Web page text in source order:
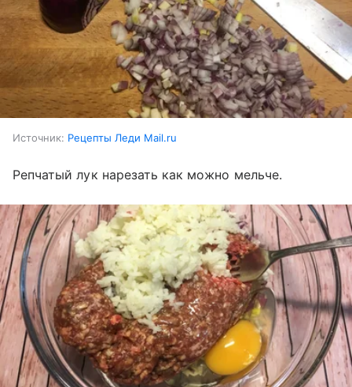
Источник: Рецепты Леди Mail.ru
Репчатый лук нарезать как можно мельче.